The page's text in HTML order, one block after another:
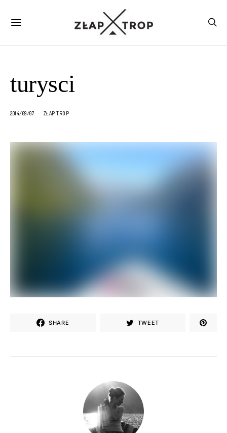
turysci
2014/09/07 ZŁAP TROP
SHARE TWEET